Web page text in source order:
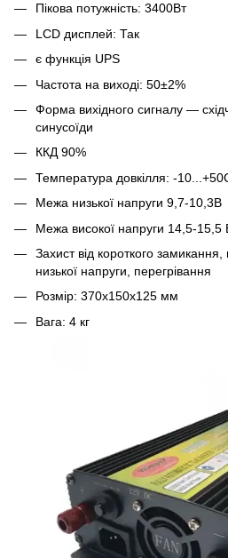
Пікова потужність: 3400Вт
LCD дисплей: Так
є функція UPS
Частота на виході: 50±2%
Форма вихідного сигналу —
синусоїди
ККД 90%
Температура довкілля: -
Межа низької напруги 9,7-10,3В
Межа високої напруги 14,5-15,5
Захист від короткого
низької напруги, перегрівання
Розмір: 370x150x125 мм
Вага: 4 кг